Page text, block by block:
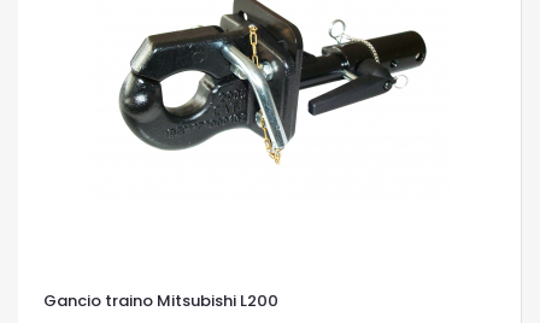
Gancio traino Mitsubishi L200